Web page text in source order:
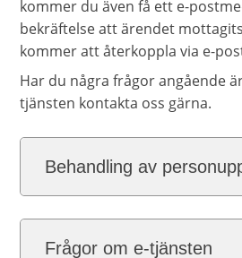
kommer du även få ett e-
bekräftelse att ärendet
kommer att återkoppla via e-
Har du några frågor angående
tjänsten kontakta oss gärna.
Behandling av
Frågor om e-tjänsten